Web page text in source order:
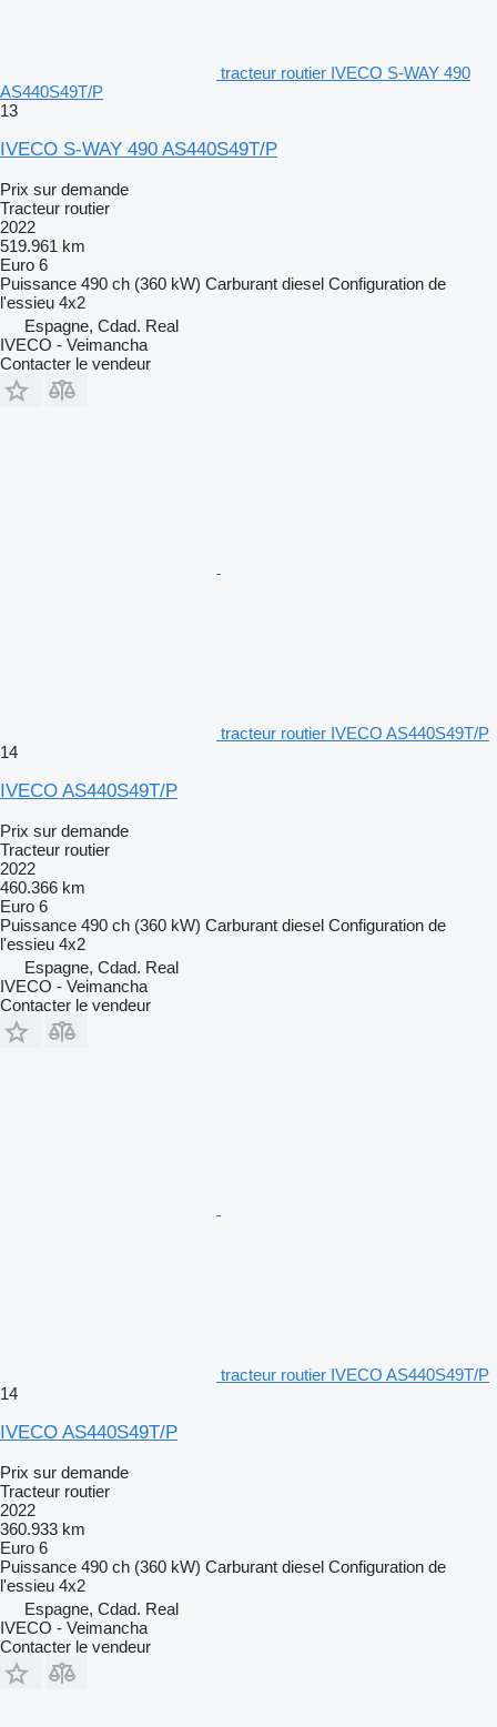
tracteur routier IVECO S-WAY 490
AS440S49T/P
13
IVECO S-WAY 490 AS440S49T/P
Prix sur demande
Tracteur routier
2022
519.961 km
Euro 6
Puissance 490 ch (360 kW) Carburant diesel Configuration de
l'essieu 4x2
Espagne, Cdad. Real
IVECO - Veimancha
Contacter le vendeur
tracteur routier IVECO AS440S49T/P
14
IVECO AS440S49T/P
Prix sur demande
Tracteur routier
2022
460.366 km
Euro 6
Puissance 490 ch (360 kW) Carburant diesel Configuration de
l'essieu 4x2
Espagne, Cdad. Real
IVECO - Veimancha
Contacter le vendeur
tracteur routier IVECO AS440S49T/P
14
IVECO AS440S49T/P
Prix sur demande
Tracteur routier
2022
360.933 km
Euro 6
Puissance 490 ch (360 kW) Carburant diesel Configuration de
l'essieu 4x2
Espagne, Cdad. Real
IVECO - Veimancha
Contacter le vendeur